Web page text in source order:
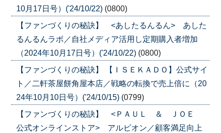
10月17日号）('24/10/22) (0800)
【ファンづくりの秘訣】 <あしたるんるん> あした
るんるんラボ／自社メディア活用し定期購入者増加
（2024年10月17日号）('24/10/22) (0800)
【ファンづくりの秘訣】 【ＩＳＥＫＡＤＯ】公式サイ
ト／二軒茶屋餅角屋本店／戦略の転換で売上倍に（20
24年10月10日号）('24/10/15) (0799)
【ファンづくりの秘訣】 <ＰＡＵＬ ＆ ＪＯＥ
公式オンラインストア> アルビオン／顧客満足向上